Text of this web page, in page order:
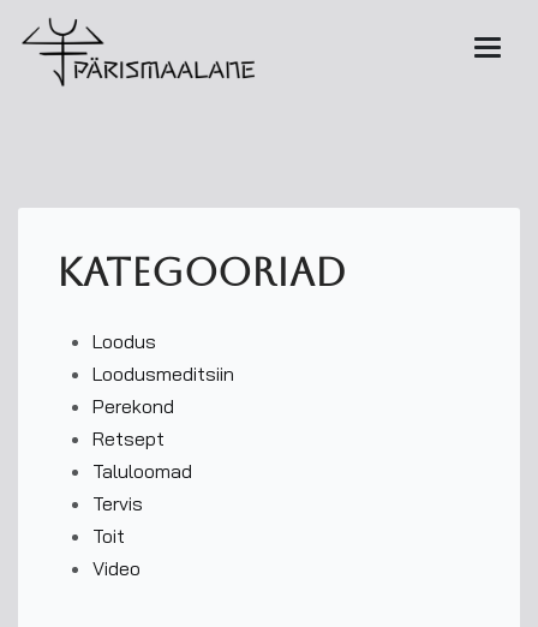
kategooriad
Loodus
Loodusmeditsiin
Perekond
Retsept
Taluloomad
Tervis
Toit
Video